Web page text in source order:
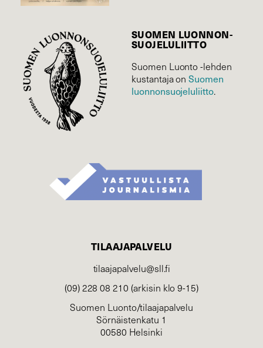
SUOMEN LUONNON­
SUOJELU­LIITTO
Suomen Luonto -lehden
kustantaja onSuomen
luonnonsuojelu­liitto.
TILAAJAPALVELU
tilaajapalvelu@sll.fi
(09) 228 08 210 (arkisin klo 9-15)
Suomen Luonto/tilaajapalvelu
Sörnäistenkatu 1
00580 Helsinki